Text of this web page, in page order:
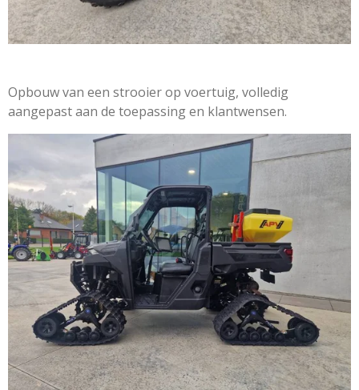
Opbouw van een strooier op voertuig, volledig
aangepast aan de toepassing en klantwensen.